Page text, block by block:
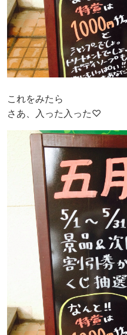
これをみたら
さあ、入った入った♡